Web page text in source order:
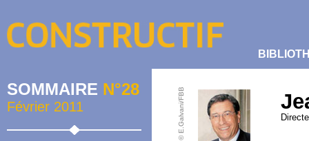
SOMMAIRE N°28
Février 2011 © E.Galvani/FBB